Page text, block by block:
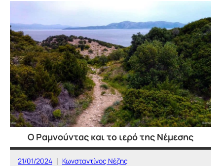
Ο Ραμνούντας και το ιερό της Νέμεσης
21/01/2024 Κωνσταντίνος Νέζης